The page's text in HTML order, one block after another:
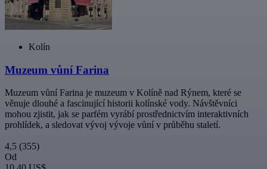
Kolín
Muzeum vůní Farina
Muzeum vůní Farina je muzeum v Kolíně nad Rýnem, které se
věnuje dlouhé a fascinující historii kolínské vody. Návštěvníci
mohou zjistit, jak se parfém vyrábí prostřednictvím interaktivních
prohlídek, a sledovat vývoj vývoje vůní v průběhu staletí.
4,5 (355)
Od